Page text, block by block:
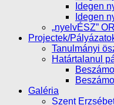
Idegen
Idegen
„nyelvÉSZ”
Projectek/
Tanulmányi
Határtalanul
Galéria
Szent